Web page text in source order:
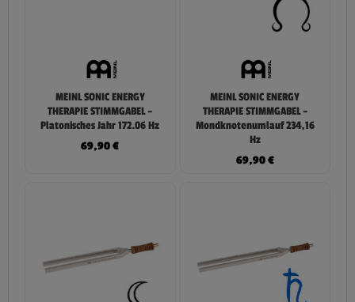
MEINL SONIC ENERGY
THERAPIE STIMMGABEL –
Platonisches Jahr 172.06 Hz
69,90€
MEINL SONIC ENERGY
THERAPIE STIMMGABEL –
Mondknotenumlauf 234,16
Hz
69,90€